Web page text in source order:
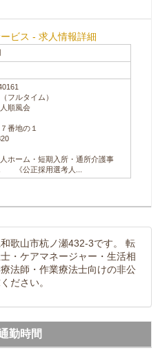
ビス - 求人情報詳細
フルタイム）
順風会
番地の１
ホーム・短期入所・通所介護事
公正採用選考人...
歌山市杭ノ瀬432-3です。 転
・ケアマネージャー・生活相
法師・作業療法士向けの非公
ださい。
勤時間